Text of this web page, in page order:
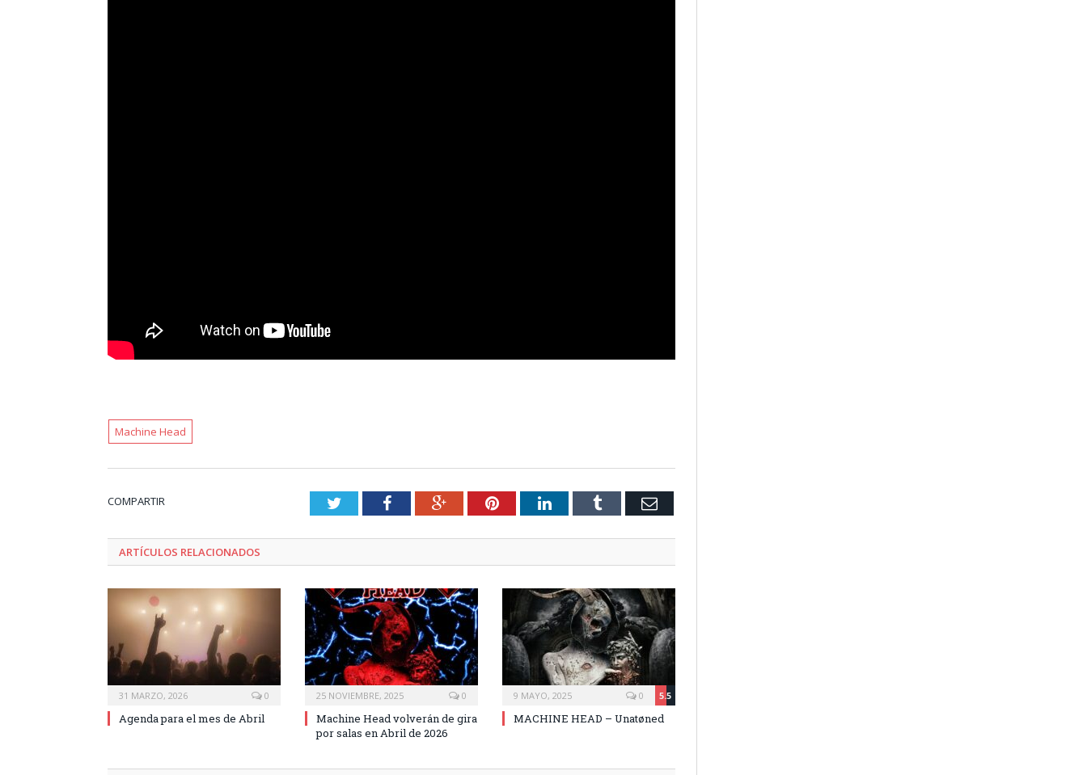
Machine Head
COMPARTIR TwitterFacebookGoogle+PinterestLinkedInTumblr Email
ARTÍCULOS RELACIONADOS
31 MARZO, 2026 0
Agenda para el mes de Abril
25 NOVIEMBRE, 2025 0
Machine Head volverán de gira
por salas en Abril de 2026
9 MAYO, 2025 5.5
0
MACHINE HEAD – Unatøned